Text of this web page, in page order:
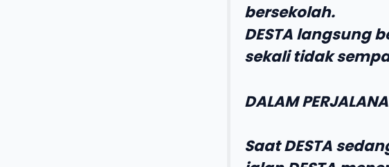
bersekolah.
DESTA langsung
sekali tidak
DALAM
Saat DESTA